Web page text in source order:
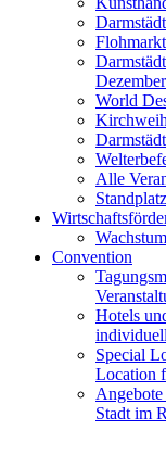
World
Alle
Convention
Hotels
Special
Location
Stadt im